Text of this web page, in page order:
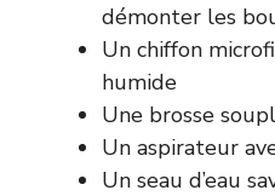
démonter les
Un chiffon
humide
Une brosse
Un aspirateur
Un seau d’eau